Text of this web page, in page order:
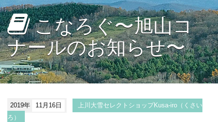
こなろぐ〜旭山コ
ナールのお知らせ〜
2019年 11月16日
上川大雪セレクトショップKusa-iro（くさい
ろ）